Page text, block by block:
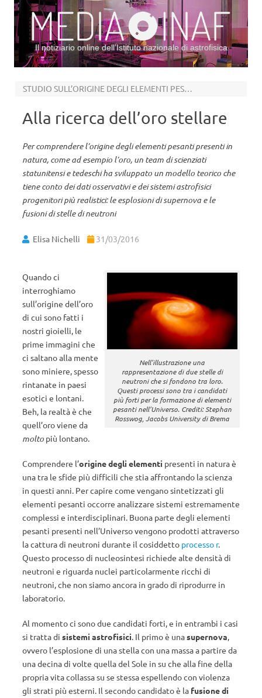
Il notiziario online dell’Istituto nazionale di astrofisica
STUDIO SULL’ORIGINE DEGLI ELEMENTI PESANTI
Alla ricerca dell’oro stellare
Per comprendere l’origine degli elementi pesanti presenti in
natura, come ad esempio l’oro, un team di scienziati
statunitensi e tedeschi ha sviluppato un modello teorico che
tiene conto dei dati osservativi e dei sistemi astrofisici
progenitori più realistici: le esplosioni di supernova e le
fusioni di stelle di neutroni
Elisa Nichelli 31/03/2016
Nell’illustrazione una
rappresentazione di due stelle di
neutroni che si fondono tra loro.
Questi processi sono tra i candidati
più forti per la formazione di elementi
pesanti nell’Universo. Crediti: Stephan
Rosswog, Jacobs University di Brema
Quando ci
interroghiamo
sull’origine dell’oro
di cui sono fatti i
nostri gioielli, le
prime immagini che
ci saltano alla mente
sono miniere, spesso
rintanate in paesi
esotici e lontani.
Beh, la realtà è che
quell’oro viene da
molto più lontano.
Comprendere l’origine degli elementi presenti in natura è
una tra le sfide più difficili che stia affrontando la scienza
in questi anni. Per capire come vengano sintetizzati gli
elementi pesanti occorre analizzare sistemi estremamente
complessi e interdisciplinari. Buona parte degli elementi
pesanti presenti nell’Universo vengono prodotti attraverso
la cattura di neutroni durante il cosiddetto processo r.
Questo processo di nucleosintesi richiede alte densità di
neutroni e riguarda nuclei particolarmente ricchi di
neutroni, che non siamo ancora in grado di riprodurre in
laboratorio.
Al momento ci sono due candidati forti, e in entrambi i casi
si tratta di sistemi astrofisici. Il primo è unasupernova,
ovvero l’esplosione di una stella con una massa a partire da
una decina di volte quella del Sole in su che alla fine della
propria vita collassa su se stessa espellendo con violenza
gli strati più esterni. Il secondo candidato è la fusione di